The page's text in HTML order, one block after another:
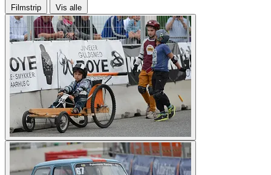
Filmstrip Vis alle